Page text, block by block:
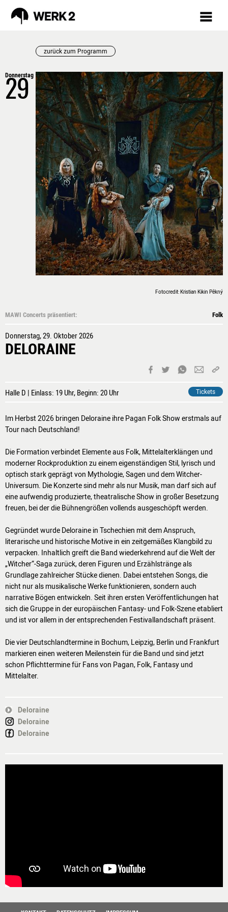
PROGRAMM
AUGUST
VORSCHAU
TICKETS
MÄRKTE
INKLUSION
RÜCKBLICK
FAQ
WERKSTÄTTEN /
KURSE
WERKSTÄTTEN &
KURSE
PROJEKTE
VEREIN
JOBS
MIETER:INNEN
SPENDEN
MITGLIED
WERDEN
VERMIETUNG
RÄUME
IMAGEFILM
3D-RUNDGANG
PRESSE
NEWSLETTER
zurück zum Programm
Donnerstag
29
Fotocredit: Kristian Kikin Pêkný
MAWI Concerts präsentiert: Folk
Donnerstag, 29. Oktober 2026
DELORAINE
Halle D | Einlass: 19 Uhr, Beginn: 20 Uhr Tickets
Im Herbst 2026 bringen Deloraine ihre Pagan Folk Show erstmals auf
Tour nach Deutschland!
Die Formation verbindet Elemente aus Folk, Mittelalterklängen und
moderner Rockproduktion zu einem eigenständigen Stil, lyrisch und
optisch stark geprägt von Mythologie, Sagen und dem Witcher-
Universum. Die Konzerte sind mehr als nur Musik, man darf sich auf
eine aufwendig produzierte, theatralische Show in großer Besetzung
freuen, bei der die Bühnengrößen vollends ausgeschöpft werden.
Gegründet wurde Deloraine in Tschechien mit dem Anspruch,
literarische und historische Motive in ein zeitgemäßes Klangbild zu
verpacken. Inhaltlich greift die Band wiederkehrend auf die Welt der
„Witcher“-Saga zurück, deren Figuren und Erzählstränge als
Grundlage zahlreicher Stücke dienen. Dabei entstehen Songs, die
nicht nur als musikalische Werke funktionieren, sondern auch
narrative Bögen entwickeln. Seit ihren ersten Veröffentlichungen hat
sich die Gruppe in der europäischen Fantasy- und Folk-Szene etabliert
und ist vor allem in der entsprechenden Festivallandschaft präsent.
Die vier Deutschlandtermine in Bochum, Leipzig, Berlin und Frankfurt
markieren einen weiteren Meilenstein für die Band und sind jetzt
schon Pflichttermine für Fans von Pagan, Folk, Fantasy und
Mittelalter.
Deloraine
Deloraine
Deloraine